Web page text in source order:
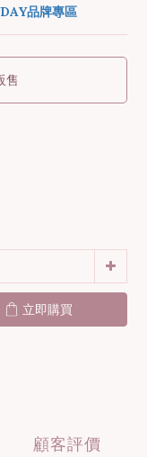
品牌專區
售
立即購買
顧客評價